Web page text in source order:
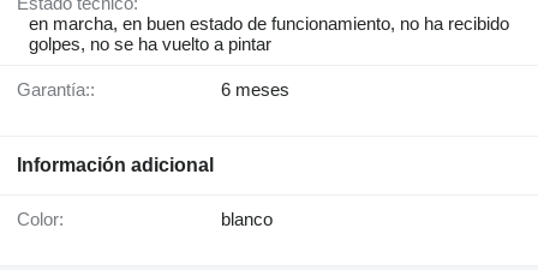
en marcha, en buen estado de funcionamiento, no ha recibido
golpes, no se ha vuelto a pintar
Garantía:: 6 meses
Información adicional
Color: blanco